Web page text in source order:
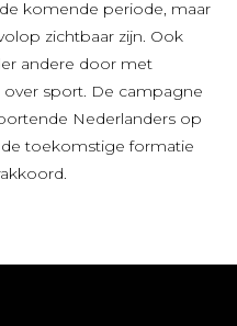
komende periode, maar
zichtbaar zijn. Ook
andere door met
sport. De campagne
Nederlanders op
toekomstige formatie